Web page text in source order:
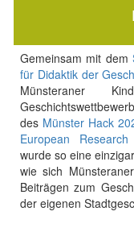
Gemeinsam mit dem
für Didaktik der
Münsteraner
des Münster Hack
European
wurde so eine
wie sich
Beiträgen zum
der eigenen